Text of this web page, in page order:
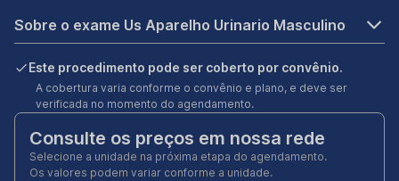
Sobre o exame Us Aparelho Urinario Masculino
Este procedimento pode ser coberto por convênio.
A cobertura varia conforme o convênio e plano, e deve ser
verificada no momento do agendamento.
Consulte os preços em nossa rede
Selecione a unidade na próxima etapa do agendamento.
Os valores podem variar conforme a unidade.